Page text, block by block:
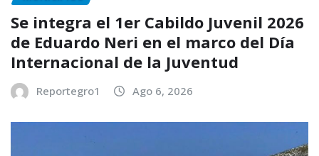
Se integra el 1er Cabildo Juvenil 2026
de Eduardo Neri en el marco del Día
Internacional de la Juventud
Reportegro1 Ago 6, 2026